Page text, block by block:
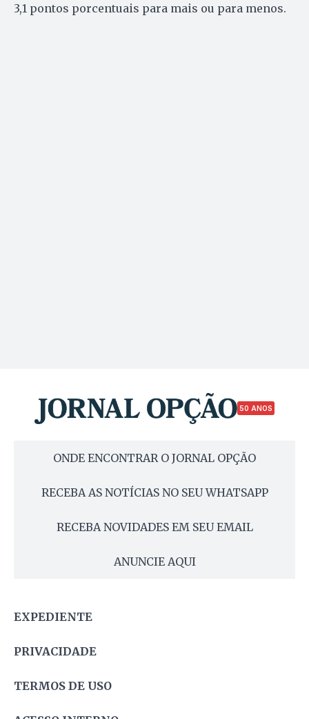
3,1 pontos porcentuais para mais ou para menos.
50 ANOS
ONDE ENCONTRAR O JORNAL OPÇÃO
RECEBA AS NOTÍCIAS NO SEU WHATSAPP
RECEBA NOVIDADES EM SEU EMAIL
ANUNCIE AQUI
EXPEDIENTE
PRIVACIDADE
TERMOS DE USO